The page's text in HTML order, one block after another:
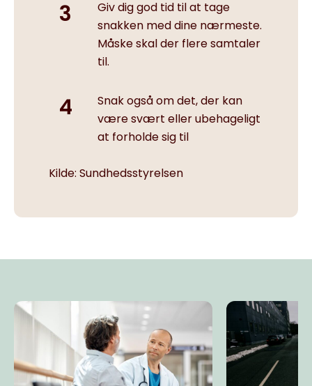
Giv dig god tid til at tage
snakken med dine nærmeste.
Måske skal der flere samtaler
til.
Snak også om det, der kan
være svært eller ubehageligt
at forholde sig til
Kilde: Sundhedsstyrelsen